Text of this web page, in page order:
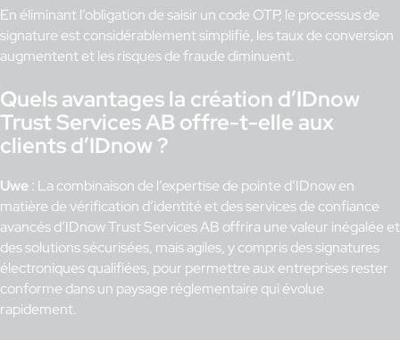
En éliminant l’obligation de saisir un code OTP, le processus de
signature est considérablement simplifié, les taux de conversion
augmentent et les risques de fraude diminuent.
Quels avantages la création d’IDnow
Trust Services AB offre-t-elle aux
clients d’IDnow ?
Uwe: La combinaison de l’expertise de pointe d’IDnow en
matière de vérification d’identité et des services de confiance
avancés d’IDnow Trust Services AB offrira une valeur inégalée et
des solutions sécurisées, mais agiles, y compris des signatures
électroniques qualifiées, pour permettre aux entreprises rester
conforme dans un paysage réglementaire qui évolue
rapidement.